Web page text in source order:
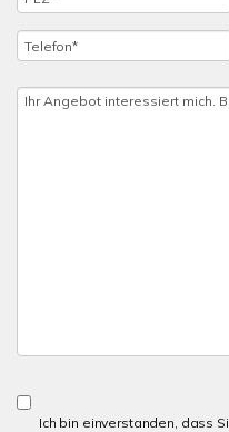
Ich bin einverstanden, dass